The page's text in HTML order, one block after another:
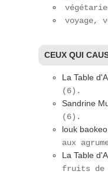
voyage,
CEUX QUI
La Table
(6).
Sandrine
(6).
louk baokeo
aux
La Table
fruits de